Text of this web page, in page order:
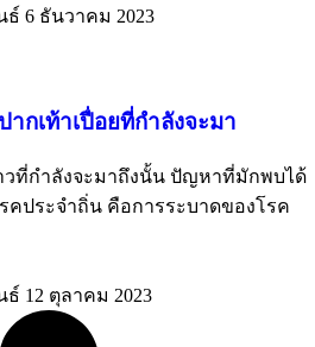
ธ์ 6 ธันวาคม 2023
กเท้าเปื่อยที่กำลังจะมา
ที่กำลังจะมาถึงนั้น ปัญหาที่มักพบได้
คประจำถิ่น คือการระบาดของโรค
ธ์ 12 ตุลาคม 2023